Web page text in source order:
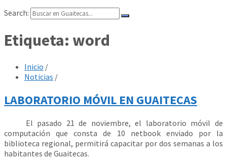
Search:
Etiqueta: word
Inicio /
Noticias /
LABORATORIO MÓVIL EN GUAITECAS
El pasado 21 de noviembre, el laboratorio móvil de
computación que consta de 10 netbook enviado por la
biblioteca regional, permitirá capacitar por dos semanas a los
habitantes de Guaitecas.